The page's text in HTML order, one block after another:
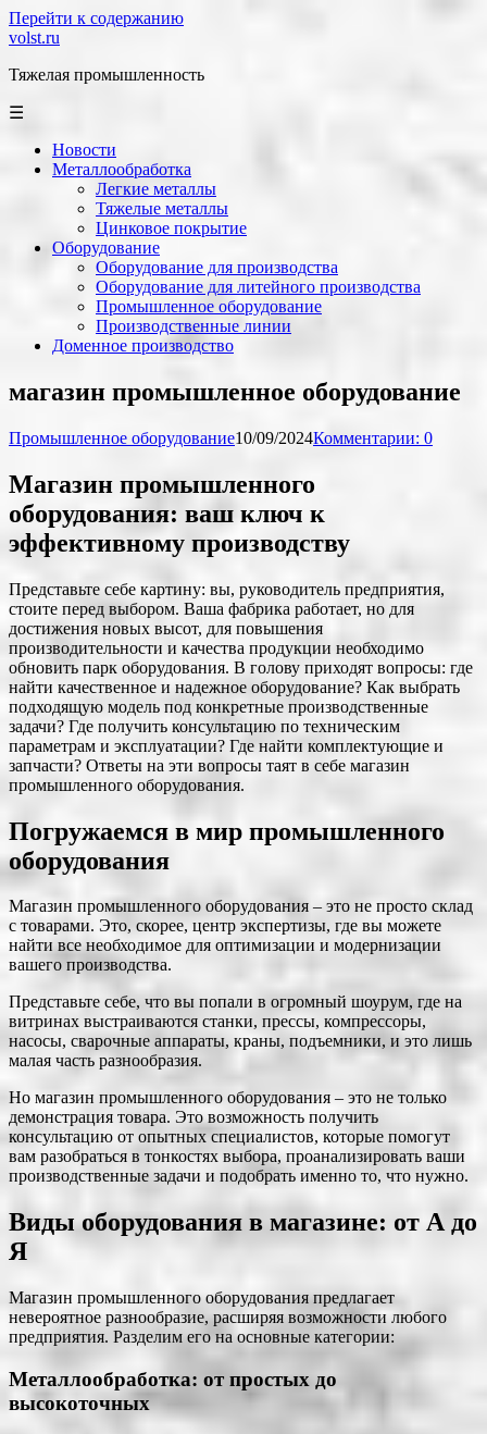
Перейти к содержанию
volst.ru
Тяжелая промышленность
☰
Новости
Металлообработка
Легкие металлы
Тяжелые металлы
Цинковое покрытие
Оборудование
Оборудование для производства
Оборудование для литейного производства
Промышленное оборудование
Производственные линии
Доменное производство
магазин промышленное оборудование
Промышленное оборудование10/09/2024Комментарии: 0
Магазин промышленного
оборудования: ваш ключ к
эффективному производству
Представьте себе картину: вы, руководитель предприятия,
стоите перед выбором. Ваша фабрика работает, но для
достижения новых высот, для повышения
производительности и качества продукции необходимо
обновить парк оборудования. В голову приходят вопросы: где
найти качественное и надежное оборудование? Как выбрать
подходящую модель под конкретные производственные
задачи? Где получить консультацию по техническим
параметрам и эксплуатации? Где найти комплектующие и
запчасти? Ответы на эти вопросы таят в себе магазин
промышленного оборудования.
Погружаемся в мир промышленного
оборудования
Магазин промышленного оборудования – это не просто склад
с товарами. Это, скорее, центр экспертизы, где вы можете
найти все необходимое для оптимизации и модернизации
вашего производства.
Представьте себе, что вы попали в огромный шоурум, где на
витринах выстраиваются станки, прессы, компрессоры,
насосы, сварочные аппараты, краны, подъемники, и это лишь
малая часть разнообразия.
Но магазин промышленного оборудования – это не только
демонстрация товара. Это возможность получить
консультацию от опытных специалистов, которые помогут
вам разобраться в тонкостях выбора, проанализировать ваши
производственные задачи и подобрать именно то, что нужно.
Виды оборудования в магазине: от А до
Я
Магазин промышленного оборудования предлагает
невероятное разнообразие, расширяя возможности любого
предприятия. Разделим его на основные категории:
Металлообработка: от простых до
высокоточных